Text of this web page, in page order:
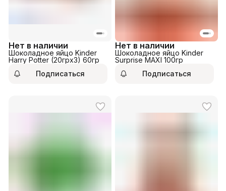
Нет в наличии
Шоколадное яйцо Kinder
Harry Potter (20грх3) 60гр
Подписаться
Нет в наличии
Шоколадное яйцо Kinder
Surprise MAXI 100гр
Подписаться